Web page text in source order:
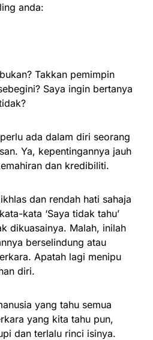
anda:
Takkan pemimpin
Saya ingin bertanya
ada dalam diri seorang
Ya, kepentingannya jauh
dan kredibiliti.
dan rendah hati sahaja
kata ‘Saya tidak tahu’
dikuasainya. Malah, inilah
berselindung atau
Apatah lagi menipu
diri.
yang tahu semua
yang kita tahu pun,
dan terlalu rinci isinya.